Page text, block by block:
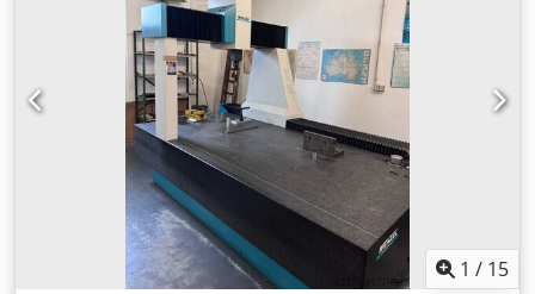
mjernom načinu Osovina maks. 300 mm/s Vektor maks.
425 mm/s Cedszn Iucopfx Aa Djha Verzija softvera Calybso
2023/ servisni paket 2 --- verzija 7.6.08 Različiti mjerni
senzori Mjerna glava
1 / 15